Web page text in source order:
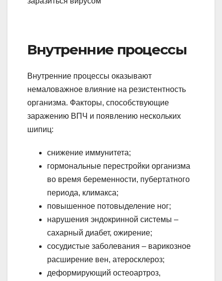
Внутренние процессы
Внутренние процессы оказывают
немаловажное влияние на резистентность
организма. Факторы, способствующие
заражению ВПЧ и появлению нескольких
шипиц:
снижение иммунитета;
гормональные перестройки организма
во время беременности, пубертатного
периода, климакса;
повышенное потовыделение ног;
нарушения эндокринной системы –
сахарный диабет, ожирение;
сосудистые заболевания – варикозное
расширение вен, атеросклероз;
деформирующий остеоартроз,